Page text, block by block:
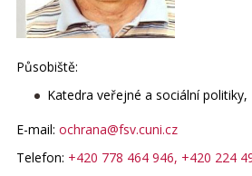
Působiště:
Katedra veřejné a sociální politiky,
E-mail: ochrana@fsv.cuni.cz
Telefon: +420 778 464 946, +420 224